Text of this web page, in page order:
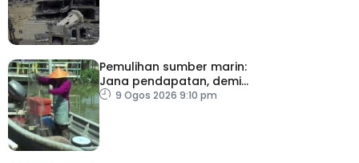
Pemulihan sumber marin:
Jana pendapatan, demi
kelangsungan hidup
9 Ogos 2026 9:10 pm